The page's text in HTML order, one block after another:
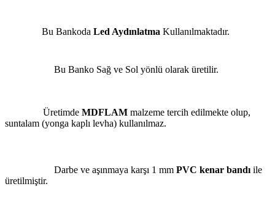
Bu Bankoda Led Aydınlatma Kullanılmaktadır.
Bu Banko Sağ ve Sol yönlü olarak üretilir.
Üretimde MDFLAM malzeme tercih edilmekte olup,
suntalam (yonga kaplı levha) kullanılmaz.
Darbe ve aşınmaya karşı 1 mm PVC kenar bandı ile
üretilmiştir.